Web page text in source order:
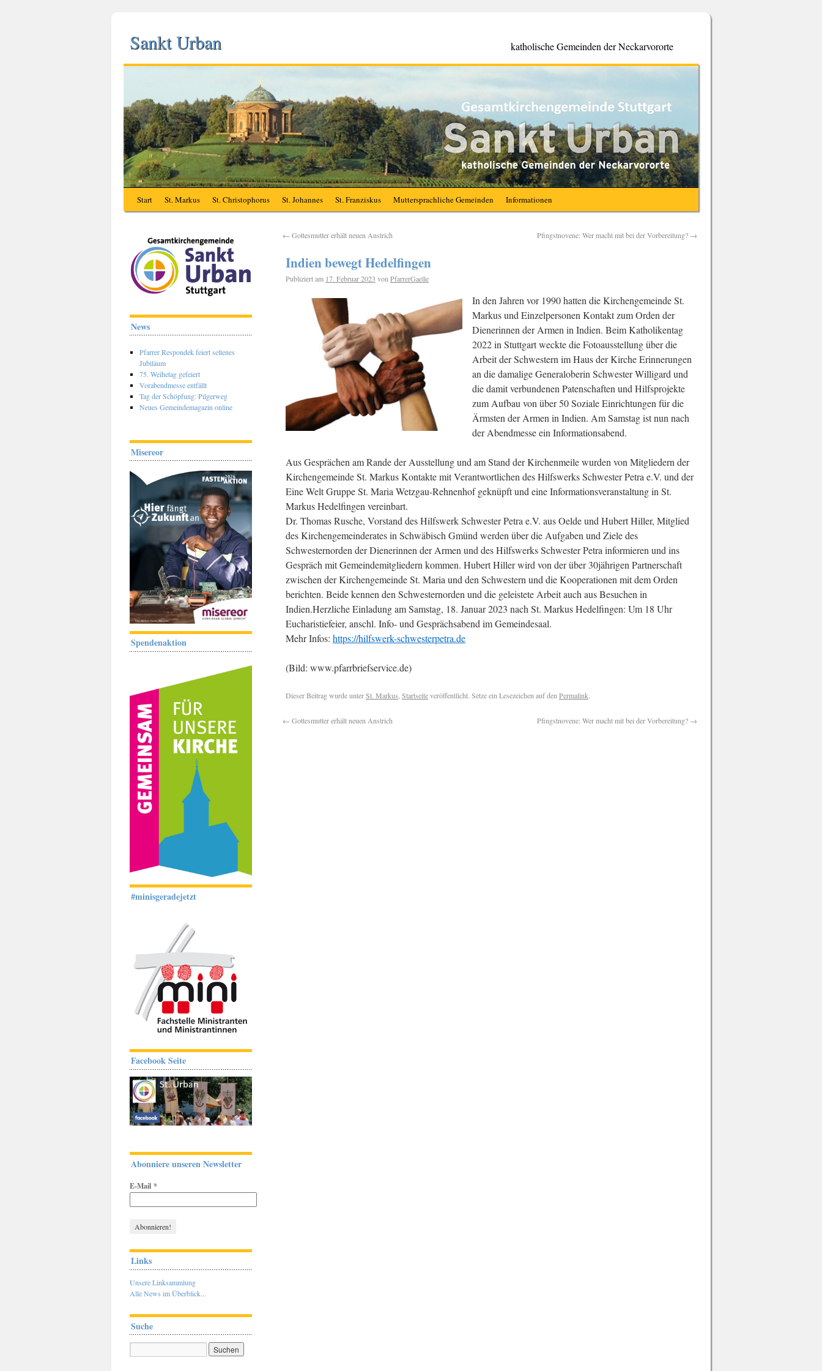
Sankt Urban katholische Gemeinden der Neckarvororte
Start St. Markus St. Christophorus St. Johannes St. Franziskus Muttersprachliche Gemeinden Informationen
← Gottesmutter erhält neuen Anstrich Pfingstnovene: Wer macht mit bei der Vorbereitung? →
Indien bewegt Hedelfingen
Publiziert am 17. Februar 2023 von PfarrerGaelle
In den Jahren vor 1990 hatten die Kirchengemeinde St.
Markus und Einzelpersonen Kontakt zum Orden der
Dienerinnen der Armen in Indien. Beim Katholikentag
2022 in Stuttgart weckte die Fotoausstellung über die
Arbeit der Schwestern im Haus der Kirche Erinnerungen
an die damalige Generaloberin Schwester Willigard und
die damit verbundenen Patenschaften und Hilfsprojekte
zum Aufbau von über 50 Soziale Einrichtungen für die
Ärmsten der Armen in Indien. Am Samstag ist nun nach
der Abendmesse ein Informationsabend.
Aus Gesprächen am Rande der Ausstellung und am Stand der Kirchenmeile wurden von Mitgliedern der
Kirchengemeinde St. Markus Kontakte mit Verantwortlichen des Hilfswerks Schwester Petra e.V. und der
Eine Welt Gruppe St. Maria Wetzgau-Rehnenhof geknüpft und eine Informationsveranstaltung in St.
Markus Hedelfingen vereinbart.
Dr. Thomas Rusche, Vorstand des Hilfswerk Schwester Petra e.V. aus Oelde und Hubert Hiller, Mitglied
des Kirchengemeinderates in Schwäbisch Gmünd werden über die Aufgaben und Ziele des
Schwesternorden der Dienerinnen der Armen und des Hilfswerks Schwester Petra informieren und ins
Gespräch mit Gemeindemitgliedern kommen. Hubert Hiller wird von der über 30jährigen Partnerschaft
zwischen der Kirchengemeinde St. Maria und den Schwestern und die Kooperationen mit dem Orden
berichten. Beide kennen den Schwesternorden und die geleistete Arbeit auch aus Besuchen in
Indien.Herzliche Einladung am Samstag, 18. Januar 2023 nach St. Markus Hedelfingen: Um 18 Uhr
Eucharistiefeier, anschl. Info- und Gesprächsabend im Gemeindesaal.
Mehr Infos: https://hilfswerk-schwesterpetra.de
(Bild: www.pfarrbriefservice.de)
Dieser Beitrag wurde unterSt. Markus Startseiteveröffentlicht. Setze ein Lesezeichen auf den Permalink.
← Gottesmutter erhält neuen Anstrich Pfingstnovene: Wer macht mit bei der Vorbereitung? →
News
Pfarrer Respondek feiert seltenes
Jubiläum
75. Weihetag gefeiert
Vorabendmesse entfällt
Tag der Schöpfung: Pilgerweg
Neues Gemeindemagazin online
Misereor
Spendenaktion
#minisgeradejetzt
Facebook Seite
Abonniere unseren Newsletter
E-Mail *
Links
Unsere Linksammlung
Alle News im Überblick...
Suche